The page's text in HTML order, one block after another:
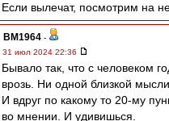
Если вылечат, посмотрим на
BM1964 -
31 июл 2024 22:36
Бывало так, что с человеком
врозь. Ни одной близкой мысли.
И вдруг по какому то 20-му
во мнении. И удивишься.